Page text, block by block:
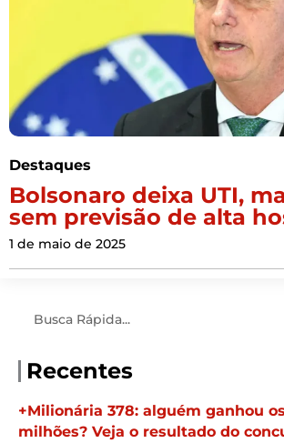
Destaques
Bolsonaro deixa UTI,
sem previsão de alta
1 de maio de 2025
Recentes
+Milionária 378: alguém ganhou
milhões? Veja o resultado do